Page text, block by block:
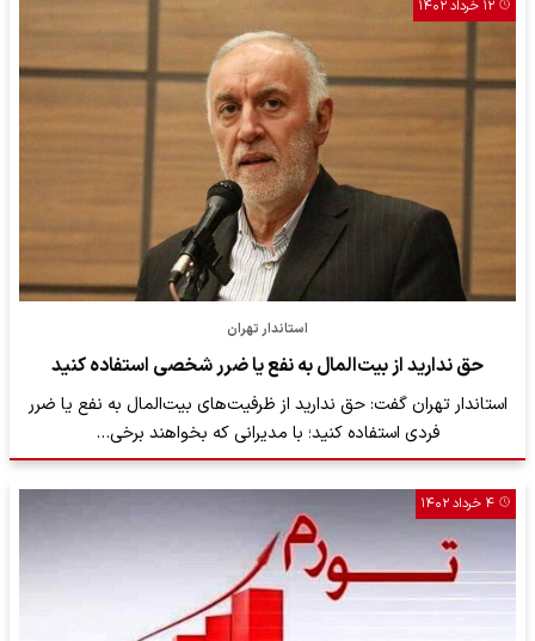
۱۲ خرداد ۱۴۰۲
استاندار تهران
حق ندارید از بیت‌المال به نفع یا ضرر شخصی استفاده کنید
استاندار تهران گفت: حق ندارید از ظرفیت‌های بیت‌المال به نفع یا ضرر
فردی استفاده کنید؛ با مدیرانی که بخواهند برخی…
۴ خرداد ۱۴۰۲